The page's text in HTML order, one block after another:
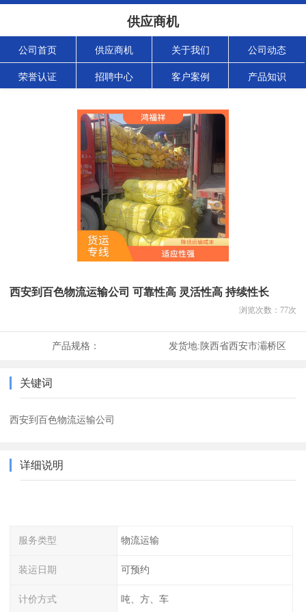
供应商机
公司首页 供应商机 关于我们 公司动态
荣誉认证 招聘中心 客户案例 产品知识
西安到百色物流运输公司 可靠性高 灵活性高 持续性长
浏览次数： 77次
产品规格： 发货地:陕西省西安市灞桥区
关键词
西安到百色物流运输公司
详细说明
服务类型 物流运输
装运日期 可预约
计价方式 吨、方、车